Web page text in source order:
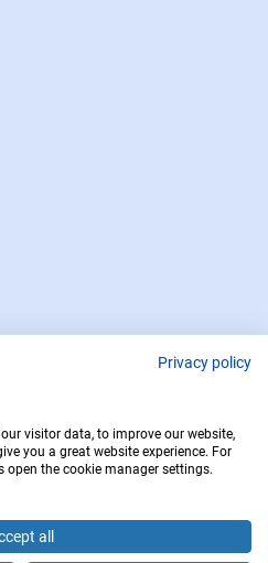
PLEASE CONTACT : 112
42, Rue de la Vallée, L-2661 Luxembourg
Privacy policy
visitor data, to improve our website,
you a great website experience. For
the cookie manager settings.
all